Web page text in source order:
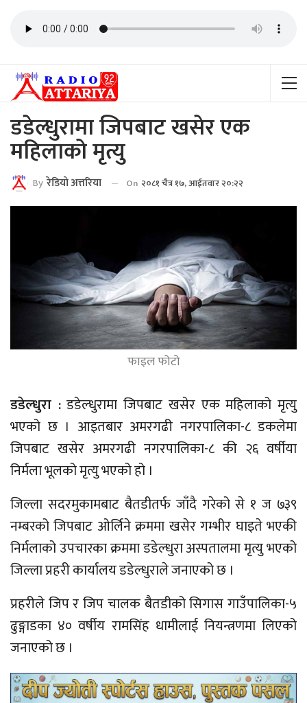
डडेल्धुरामा जिपबाट खसेर एक
महिलाको मृत्यु
By रेडियाे अत्तरिया On २०८१ चैत्र १७, आईतवार २०:२२
फाइल फोटो
डडेल्धुरा :डडेल्धुरामा जिपबाट खसेर एक महिलाको मृत्यु
भएको छ । आइतबार अमरगढी नगरपालिका-८ डकलेमा
जिपबाट खसेर अमरगढी नगरपालिका-८ की २६ वर्षीया
निर्मला भूलको मृत्यु भएको हो ।
जिल्ला सदरमुकामबाट बैतडीतर्फ जाँदै गरेको से १ ज ७३९
नम्बरको जिपबाट ओर्लिने क्रममा खसेर गम्भीर घाइते भएकी
निर्मलाको उपचारका क्रममा डडेल्धुरा अस्पतालमा मृत्यु भएको
जिल्ला प्रहरी कार्यालय डडेल्धुराले जनाएको छ ।
प्रहरीले जिप र जिप चालक बैतडीको सिगास गाउँपालिका-५
ढुङ्गाडका ४० वर्षीय रामसिंह धामीलाई नियन्त्रणमा लिएको
जनाएको छ ।